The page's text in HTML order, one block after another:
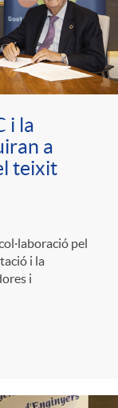
i la
a
teixit
pel
i la
i